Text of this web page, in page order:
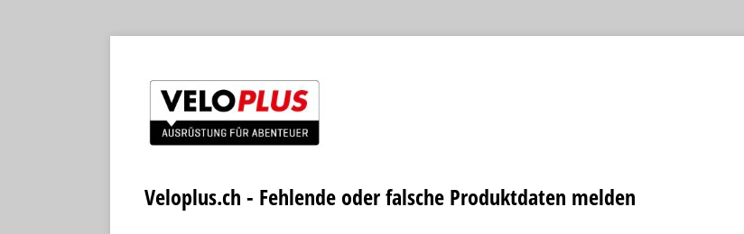
Veloplus.ch - Fehlende oder falsche Produktdaten melden